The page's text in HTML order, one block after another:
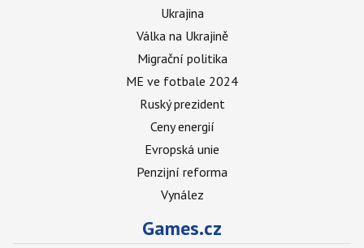
Ukrajina
Válka na Ukrajině
Migrační politika
ME ve fotbale 2024
Ruský prezident
Ceny energií
Evropská unie
Penzijní reforma
Vynález
Games.cz